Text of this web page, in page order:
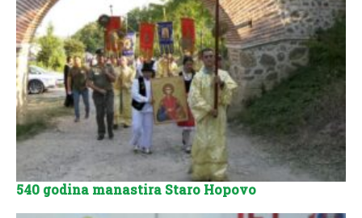
540 godina manastira Staro Hopovo